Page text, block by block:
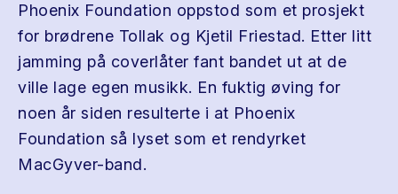
Phoenix Foundation oppstod som et prosjekt
for brødrene Tollak og Kjetil Friestad. Etter litt
jamming på coverlåter fant bandet ut at de
ville lage egen musikk. En fuktig øving for
noen år siden resulterte i at Phoenix
Foundation så lyset som et rendyrket
MacGyver-band.